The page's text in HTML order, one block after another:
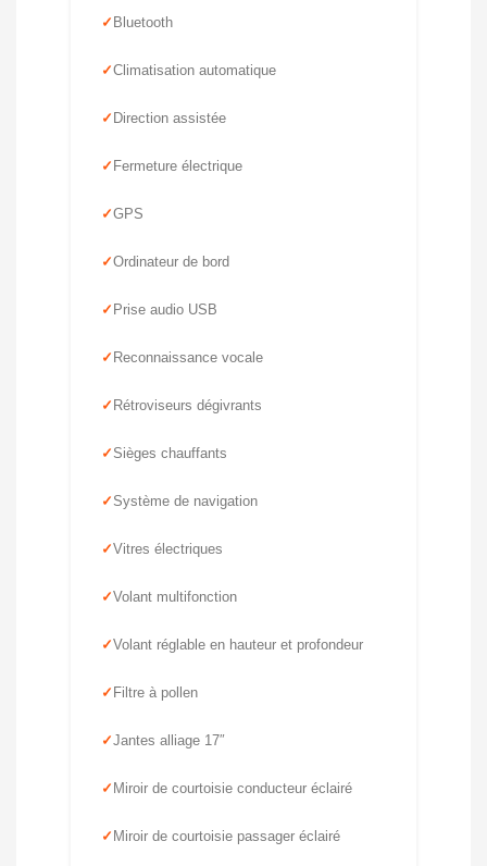
Bluetooth
Climatisation automatique
Direction assistée
Fermeture électrique
GPS
Ordinateur de bord
Prise audio USB
Reconnaissance vocale
Rétroviseurs dégivrants
Sièges chauffants
Système de navigation
Vitres électriques
Volant multifonction
Volant réglable en hauteur et profondeur
Filtre à pollen
Jantes alliage 17″
Miroir de courtoisie conducteur éclairé
Miroir de courtoisie passager éclairé